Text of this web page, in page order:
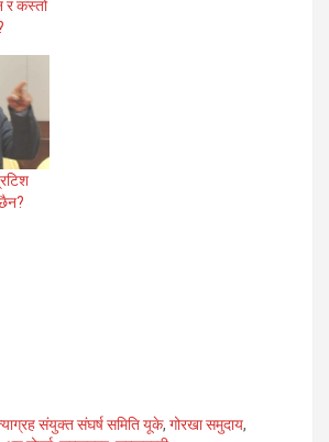
र कस्तो
संयुक्त संघर्ष समिति यूके, गोरखा समुदाय,